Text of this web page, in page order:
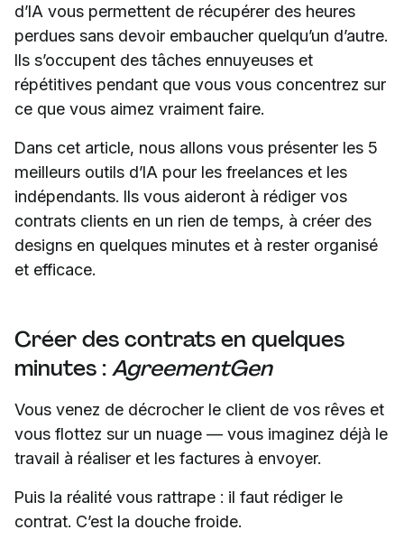
d’IA vous permettent de récupérer des heures
perdues sans devoir embaucher quelqu’un d’autre.
Ils s’occupent des tâches ennuyeuses et
répétitives pendant que vous vous concentrez sur
ce que vous aimez vraiment faire.
Dans cet article, nous allons vous présenter les 5
meilleurs outils d’IA pour les freelances et les
indépendants. Ils vous aideront à rédiger vos
contrats clients en un rien de temps, à créer des
designs en quelques minutes et à rester organisé
et efficace.
Créer des contrats en quelques
minutes :AgreementGen
Vous venez de décrocher le client de vos rêves et
vous flottez sur un nuage — vous imaginez déjà le
travail à réaliser et les factures à envoyer.
Puis la réalité vous rattrape : il faut rédiger le
contrat. C’est la douche froide.